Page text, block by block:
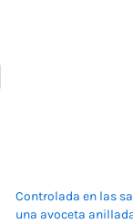
Controlada en las
una avoceta